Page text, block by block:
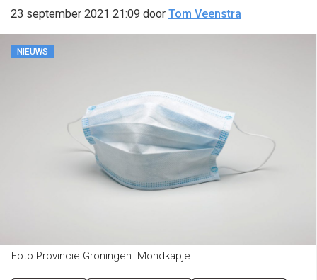
23 september 2021 21:09 door Tom Veenstra
NIEUWS
Foto Provincie Groningen. Mondkapje.